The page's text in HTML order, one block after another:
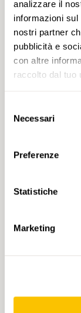
analizzare il
informazioni
nostri partner
pubblicità e
con altre
raccolto dal tuo
delNecessari
Preferenze
Statistiche
Marketing